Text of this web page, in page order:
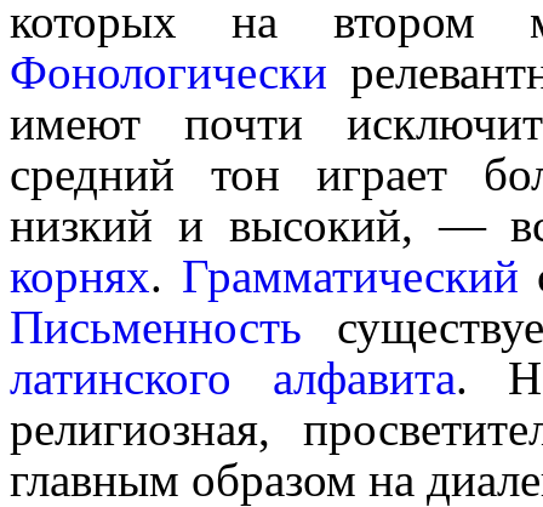
которых на втором
Фонологически
имеют почти
средний тон играет
низкий и высокий, —
корнях. Грамматический
Письменность
латинского алфавита.
религиозная,
главным образом на